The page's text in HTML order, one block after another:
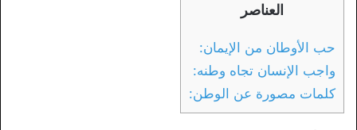
العناصر
حب الأوطان من الإيمان:
واجب الإنسان تجاه وطنه:
كلمات مصورة عن الوطن: